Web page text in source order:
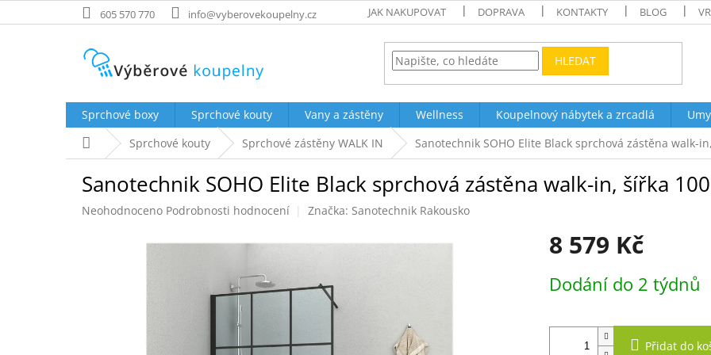
na
605 570 770 info@vyberovekoupelny.cz JAK NAKUPOVAT DOPRAVA KONTAKTY BLOG
HLEDAT
Sprchové boxy Sprchové kouty Vany a zástěny Wellness Koupelnový nábytek a zrcadlá
Domů Sprchové kouty Sprchové zástěny WALK IN Sanotechnik SOHO Elite Black sprchová zástěna walk-
Sanotechnik SOHO Elite Black sprchová zástěna walk-in, šířka
Průměrné
Neohodnoceno Podrobnosti hodnocení Značka: Sanotechnik Rakousko
8 579 Kč
cena:
Dodání do 2 týdnů
Přidat do